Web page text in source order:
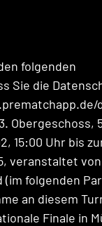
folgenden
Sie die
Obergeschoss,
15:00 Uhr bis
veranstaltet
(im folgenden
an diesem
Finale in